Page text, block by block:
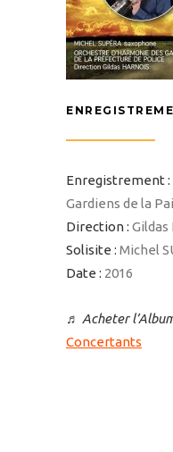
Enregistrement :
Gardiens de la
Direction : Gildas
Solisite : Michel
Date : 2016
♬ Acheter
Concertants